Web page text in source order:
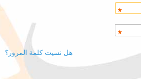
هل نسيت كلمة المرور؟